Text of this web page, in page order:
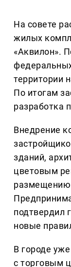
На совете
жилых
«Аквилон».
территории
По итогам
разработка
Внедрение
зданий,
цветовым
размещению
подтвердил
новые
В городе
с торговым